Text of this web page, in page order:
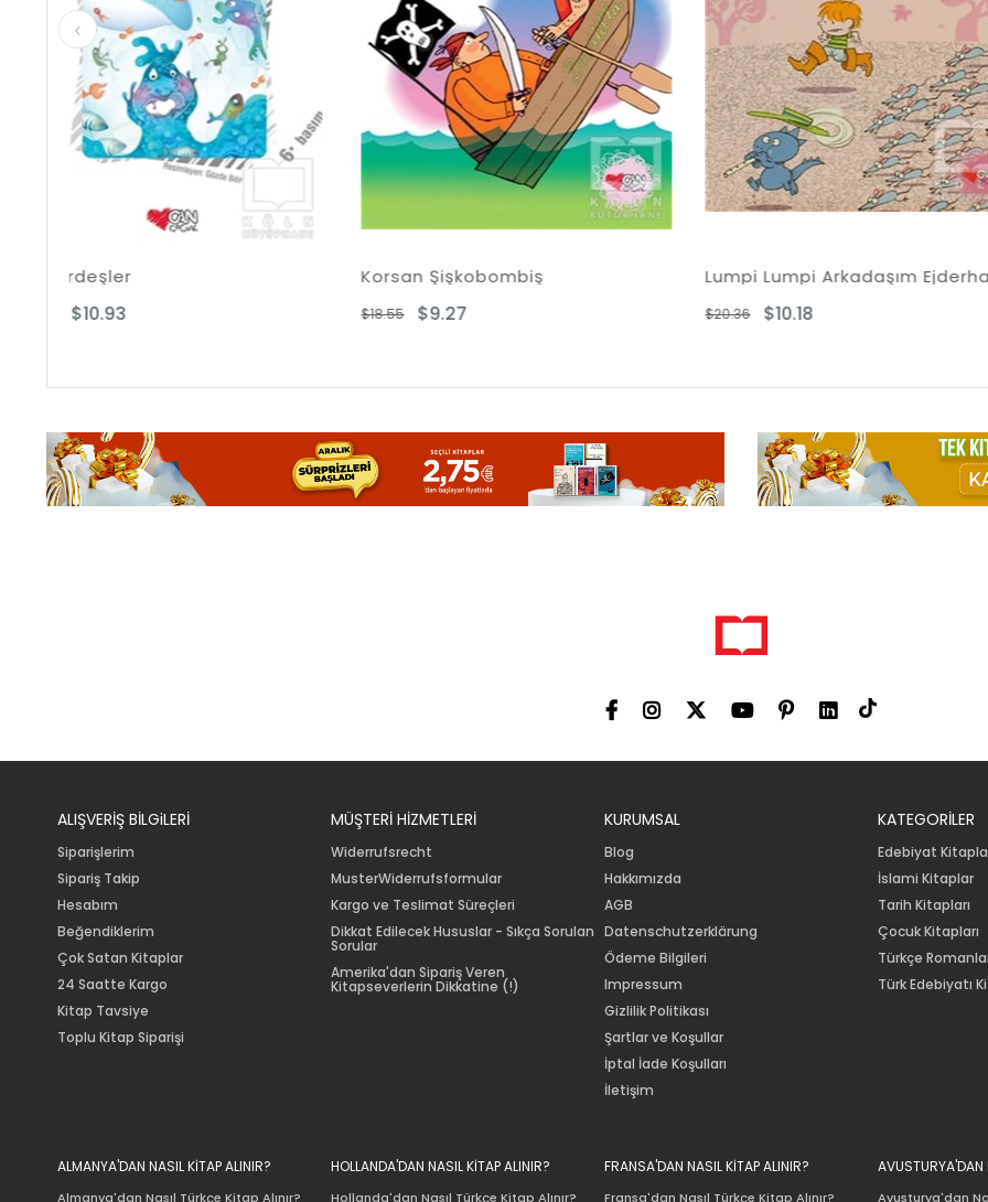
Lumpi Lumpi Arkadaşım Ejderha Eşekliğini Unutan
ALIŞVERİŞ BİLGiLERİ
Siparişlerim
Sipariş Takip
Hesabım
Beğendiklerim
Çok Satan Kitaplar
24 Saatte Kargo
Kitap Tavsiye
Toplu Kitap Siparişi
MÜŞTERİ HİZMETLERİ
Widerrufsrecht
MusterWiderrufsformular
Kargo ve Teslimat Süreçleri
Dikkat Edilecek Hususlar - Sıkça Sorulan
Sorular
Amerika'dan Sipariş Veren
Kitapseverlerin Dikkatine (!)
KURUMSAL
Blog
Hakkımızda
AGB
Datenschutzerklärung
Ödeme Bilgileri
Impressum
Gizlilik Politikası
Şartlar ve Koşullar
İptal İade Koşulları
İletişim
KATEGORİLER
Edebiyat
İslami Kitaplar
Tarih Kitapları
Çocuk Kitapları
Türkçe
Türk Edebiyatı
ALMANYA'DAN NASIL KİTAP ALINIR?
Almanya'dan Nasıl Türkçe Kitap Alınır?
HOLLANDA'DAN NASIL KİTAP ALINIR?
Hollanda'dan Nasıl Türkçe Kitap Alınır?
FRANSA'DAN NASIL KİTAP ALINIR?
Fransa'dan Nasıl Türkçe Kitap Alınır?
AVUSTURYA'DAN
Avusturya'dan